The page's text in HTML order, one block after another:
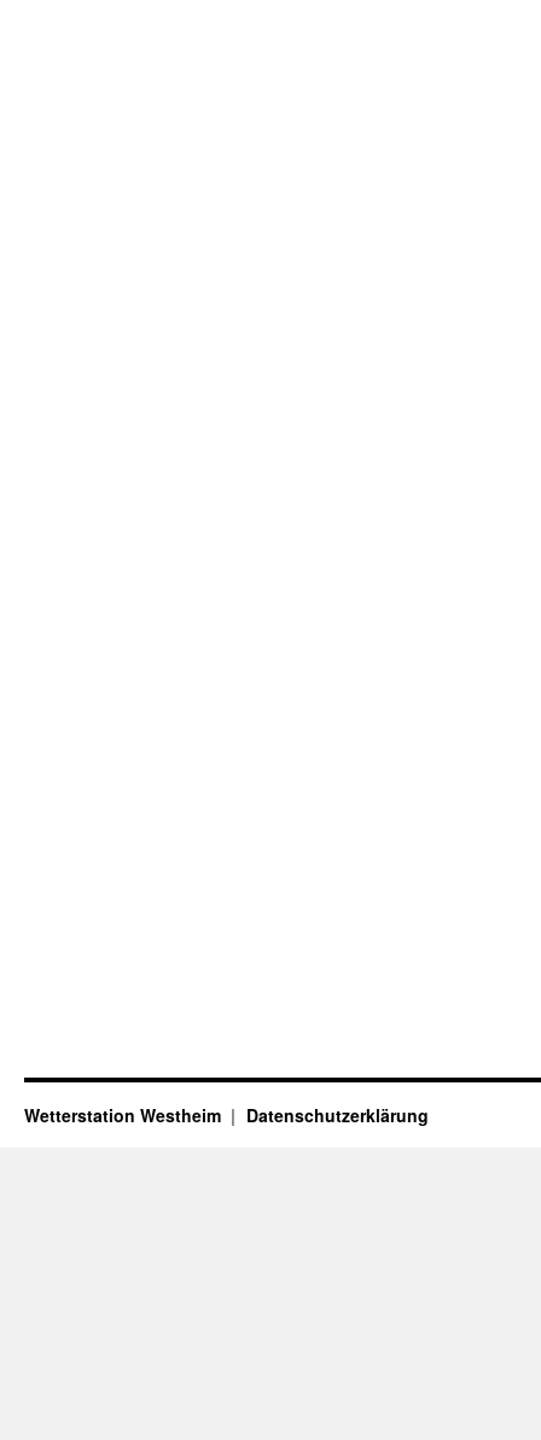
Wetterstation Westheim Datenschutzerklärung